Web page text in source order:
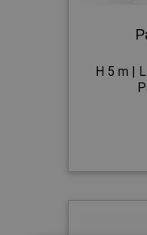
H 5 m |